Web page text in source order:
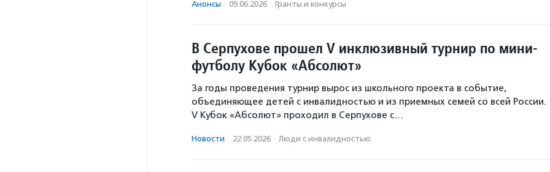
Анонсы · 09.06.2026 · Гранты и конкурсы
В Серпухове прошел V инклюзивный турнир по мини-
футболу Кубок «Абсолют»
За годы проведения турнир вырос из школьного проекта в событие,
объединяющее детей с инвалидностью и из приемных семей со всей России.
V Кубок «Абсолют» проходил в Серпухове с…
Новости · 22.05.2026 · Люди с инвалидностью